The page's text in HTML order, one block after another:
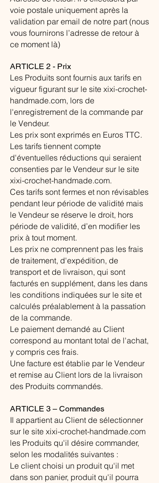
voie postale uniquement après la
validation par email de notre part (nous
vous fournirons l’adresse de retour à
ce moment là)
ARTICLE 2 - Prix
Les Produits sont fournis aux tarifs en
vigueur figurant sur le site xixi-crochet-
handmade.com, lors de
l'enregistrement de la commande par
le Vendeur.
Les prix sont exprimés en Euros TTC.
Les tarifs tiennent compte
d'éventuelles réductions qui seraient
consenties par le Vendeur sur le site
xixi-crochet-handmade.com.
Ces tarifs sont fermes et non révisables
pendant leur période de validité mais
le Vendeur se réserve le droit, hors
période de validité, d’en modifier les
prix à tout moment.
Les prix ne comprennent pas les frais
de traitement, d'expédition, de
transport et de livraison, qui sont
facturés en supplément, dans les dans
les conditions indiquées sur le site et
calculés préalablement à la passation
de la commande.
Le paiement demandé au Client
correspond au montant total de l'achat,
y compris ces frais.
Une facture est établie par le Vendeur
et remise au Client lors de la livraison
des Produits commandés.
ARTICLE 3 – Commandes
Il appartient au Client de sélectionner
sur le site xixi-crochet-handmade.com
les Produits qu'il désire commander,
selon les modalités suivantes :
Le client choisi un produit qu'il met
dans son panier, produit qu'il pourra